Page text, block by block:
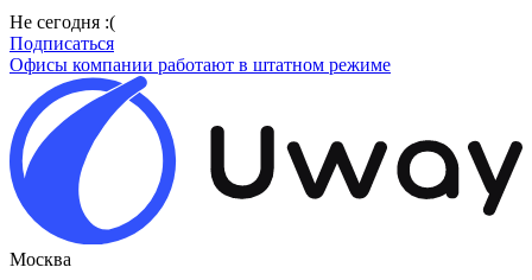
Не сегодня :(
Подписаться
Офисы компании работают в штатном режиме
Москва